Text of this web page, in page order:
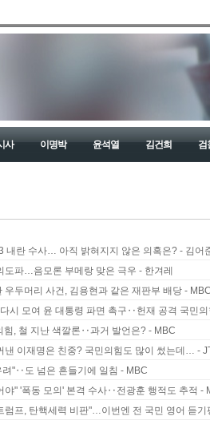
사 이명박 윤석열 김건희 검
내란 수사… 아직 밝혀지지 않은 의혹은? - 김어
도파…음모론 부메랑 맞은 극우 - 한겨레
우두머리 사건, 김용현과 같은 재판부 배당 - MBC
시 모여 윤 대통령 파면 촉구‥헌재 공격 국민
, 철 지난 색깔론‥과거 발언은? - MBC
낸 이재명은 친중? 국민의힘도 많이 썼는데… -
"‥도 넘은 흔들기에 일침 - MBC
야" '폭동 모의' 본격 수사‥전광훈 행적도 추적 -
럼프, 탄핵세력 비판"…이번엔 전 국민 영어 듣기